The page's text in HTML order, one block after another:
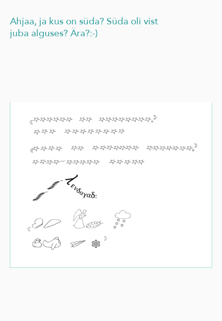
Ahjaa, ja kus on süda? Süda oli vist
juba alguses? Ära?:-)